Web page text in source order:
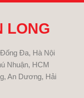
LONG
Đa, Hà Nội
Nhuận, HCM
An Dương, Hải